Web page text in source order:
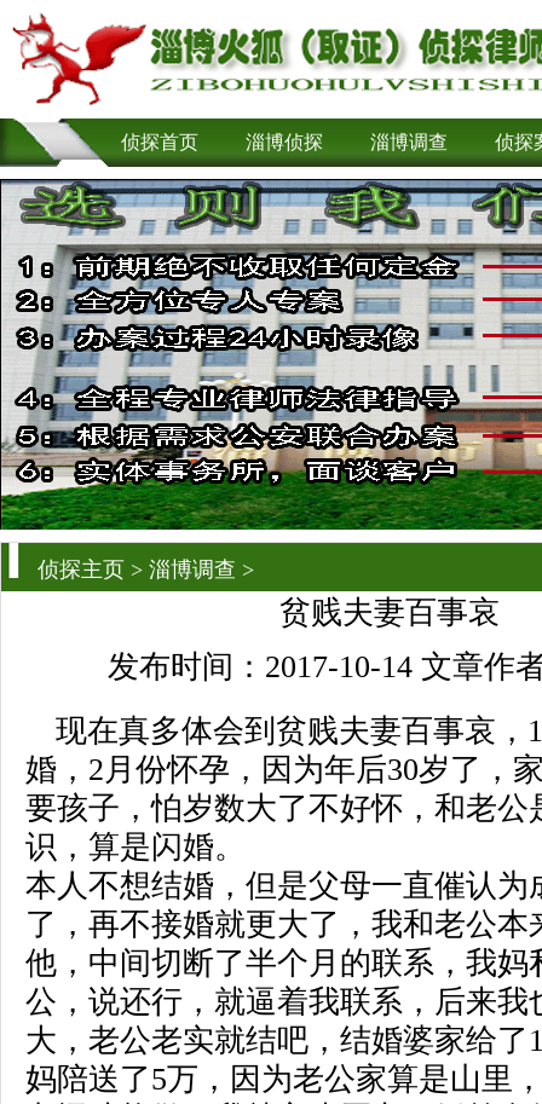
侦探首页 淄博侦探 淄博调查 侦探
侦探主页 > 淄博调查 >
贫贱夫妻百事哀
发布时间：2017-10-14 文章作
现在真多体会到贫贱夫妻百事哀，
婚，2月份怀孕，因为年后30岁了，
要孩子，怕岁数大了不好怀，和老公
识，算是闪婚。
本人不想结婚，但是父母一直催认为
了，再不接婚就更大了，我和老公本
他，中间切断了半个月的联系，我妈
公，说还行，就逼着我联系，后来我
大，老公老实就结吧，结婚婆家给了
妈陪送了5万，因为老公家算是山里